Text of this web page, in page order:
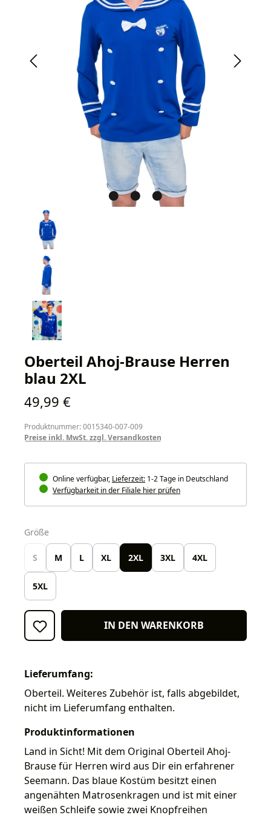
Oberteil Ahoj-Brause Herren
blau 2XL
Regulärer Preis:
49,99 €
Produktnummer: 0015340-007-009
Preise inkl. MwSt. zzgl. Versandkosten
Online verfügbar, Lieferzeit: 1-2 Tage in Deutschland
Verfügbarkeit in der Filiale hier prüfen
Größe
S M L XL 2XL 3XL 4XL
5XL
IN DEN WARENKORB
Lieferumfang:
Oberteil. Weiteres Zubehör ist, falls abgebildet,
nicht im Lieferumfang enthalten.
Produktinformationen
Land in Sicht! Mit dem Original Oberteil Ahoj-
Brause für Herren wird aus Dir ein erfahrener
Seemann. Das blaue Kostüm besitzt einen
angenähten Matrosenkragen und ist mit einer
weißen Schleife sowie zwei Knopfreihen